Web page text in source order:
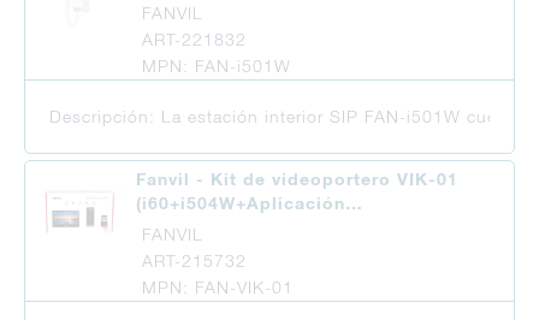
FANVIL
ART-221832
MPN: FAN-i501W
Descripción: La estación interior SIP FAN-i501W
Fanvil - Kit de videoportero VIK-01
(i60+i504W+Aplicación…
FANVIL
ART-215732
MPN: FAN-VIK-01